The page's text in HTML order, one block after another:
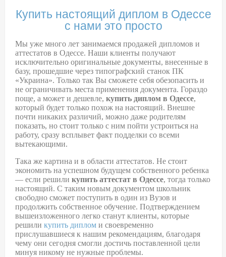
Купить настоящий диплом в Одессе
с нами это просто
Мы уже много лет занимаемся продажей дипломов и
аттестатов в Одессе. Наши клиенты получают
исключительно оригинальные документы, внесенные в
базу, прошедшие через типографский станок ПК
«Украина». Только так Вы сможете себя обезопасить и
не ограничивать места применения документа. Гораздо
поще, а может и дешевле, купить диплом в Одессе,
который будет только похож на настоящий. Внешне
почти никаких различий, можно даже родителям
показать, но стоит только с ним пойти устроиться на
работу, сразу всплывет факт подделки со всеми
вытекающими.
Така же картина и в области аттестатов. Не стоит
экономить на успешном будущем собственного ребенка
— если решили купить аттестат в Одессе, тогда только
настоящий. С таким новым документом школьник
свободно сможет поступить в один из Вузов и
продолжить собственное обучение. Подтверждением
вышеизложенного легко станут клиенты, которые
решили купить дипломи своевременно
прислушавшиеся к нашим рекомендациям, благодаря
чему они сегодня смогли достичь поставленной цели
минуя никому не нужные проблемы.